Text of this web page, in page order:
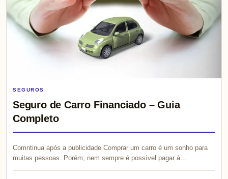
SEGUROS
Seguro de Carro Financiado – Guia
Completo
Comntinua após a publicidade Comprar um carro é um sonho para
muitas pessoas. Porém, nem sempre é possível pagar à…